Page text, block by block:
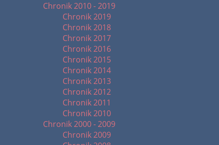
Chronik 2010 - 2019
Chronik 2019
Chronik 2018
Chronik 2017
Chronik 2016
Chronik 2015
Chronik 2014
Chronik 2013
Chronik 2012
Chronik 2011
Chronik 2010
Chronik 2000 - 2009
Chronik 2009